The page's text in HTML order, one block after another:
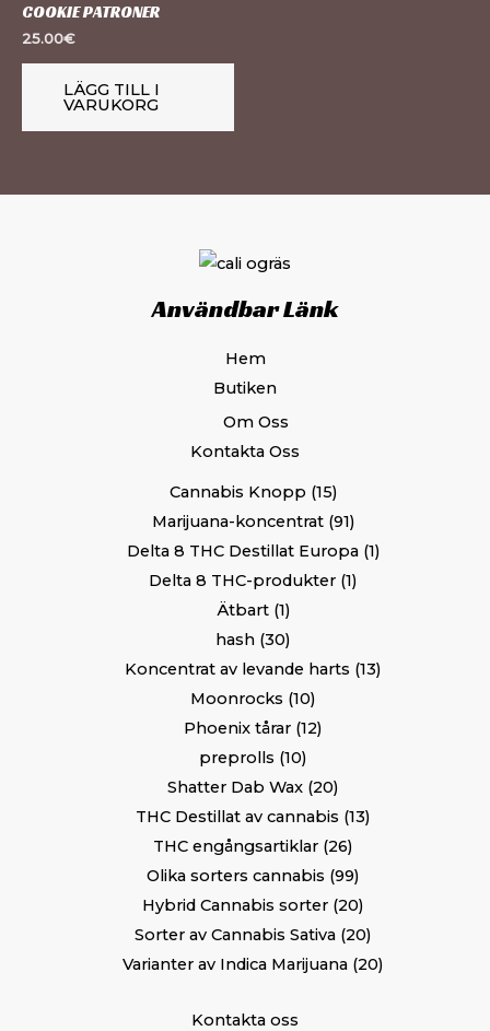
COOKIE PATRONER
25.00€
LÄGG TILL I
VARUKORG
Användbar Länk
Hem
Butiken
Om Oss
Kontakta Oss
Cannabis Knopp 15
Marijuana-koncentrat 91
Delta 8 THC Destillat Europa 1
Delta 8 THC-produkter 1
Ätbart 1
hash 30
Koncentrat av levande harts 13
Moonrocks 10
Phoenix tårar 12
preprolls 10
Shatter Dab Wax 20
THC Destillat av cannabis 13
THC engångsartiklar 26
Olika sorters cannabis 99
Hybrid Cannabis sorter 20
Sorter av Cannabis Sativa 20
Varianter av Indica Marijuana 20
Kontakta oss